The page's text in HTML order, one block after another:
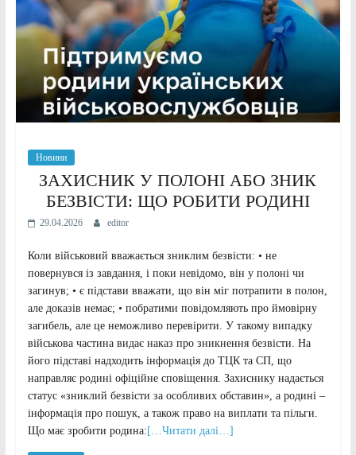
Новини
ЗАХИСНИК У ПОЛОНІ АБО ЗНИК
БЕЗВІСТИ: ЩО РОБИТИ РОДИНІ
29.04.2026 editor
Коли військовий вважається зниклим безвісти: • не
повернувся із завдання, і поки невідомо, він у полоні чи
загинув; • є підстави вважати, що він міг потрапити в полон,
але доказів немає; • побратими повідомляють про ймовірну
загибель, але це неможливо перевірити. У такому випадку
військова частина видає наказ про зникнення безвісти. На
його підставі надходить інформація до ТЦК та СП, що
направляє родині офіційне сповіщення. Захиснику надається
статус «зниклий безвісти за особливих обставин», а родині –
інформація про пошук, а також право на виплати та пільги.
Що має зробити родина:[…Читати далі…]